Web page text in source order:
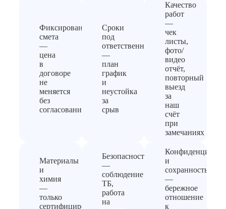
Фиксированная
смета
—
цена
в
договоре
не
меняется
без
согласования
Сроки
под
ответственность
—
план
график
и
неустойка
за
срыв
Качество
работ
—
чек
листы,
фото/
видео
отчёт,
повторный
выезд
за
наш
счёт
при
замечаниях
Материалы
и
химия
—
только
сертифицированные
Безопасность
—
соблюдение
ТБ,
работа
на
и
сохранность
—
бережное
отношение
к